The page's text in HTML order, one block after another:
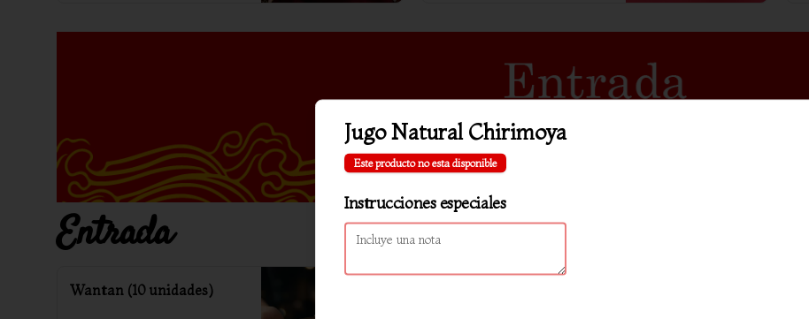
Entrada
Wantan (10 unidades)
Jugo Natural Chirimoya
Este producto no esta disponible
Instrucciones especiales